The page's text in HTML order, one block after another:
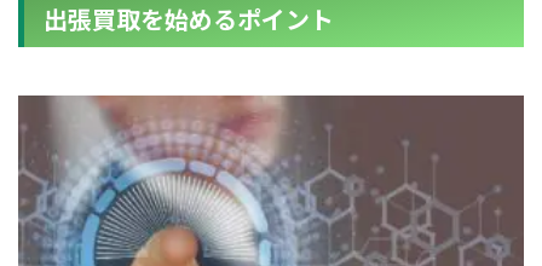
出張買取を始めるポイント